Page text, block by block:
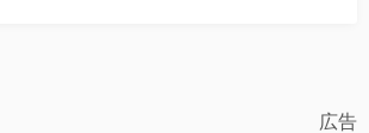
広告